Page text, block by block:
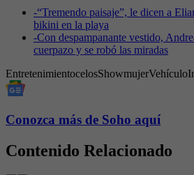
-“Tremendo paisaje”, le dicen a
bikini en la playa
-Con despampanante vestido,
cuerpazo y se robó las miradas
EntretenimientocelosShowmujerVehículo
Conozca más de Soho aquí
Contenido Relacionado